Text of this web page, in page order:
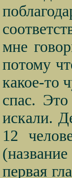
мне
потому
какое-то
спас.
искали.
12
первая